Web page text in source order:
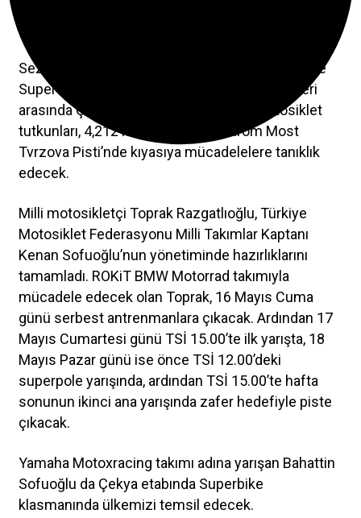
Sezonun beşinci durağı olan Dünya Superbike ve
Supersport Şampiyonaları, 16-18 Mayıs tarihleri
arasında Çekya’da gerçekleştirilecek. Motosiklet
tutkunları, 4,212 kilometrelik Autodrom Most
Tvrzova Pisti’nde kıyasıya mücadelelere tanıklık
edecek.
Milli motosikletçi Toprak Razgatlıoğlu, Türkiye
Motosiklet Federasyonu Milli Takımlar Kaptanı
Kenan Sofuoğlu’nun yönetiminde hazırlıklarını
tamamladı. ROKiT BMW Motorrad takımıyla
mücadele edecek olan Toprak, 16 Mayıs Cuma
günü serbest antrenmanlara çıkacak. Ardından 17
Mayıs Cumartesi günü TSİ 15.00’te ilk yarışta, 18
Mayıs Pazar günü ise önce TSİ 12.00’deki
superpole yarışında, ardından TSİ 15.00’te hafta
sonunun ikinci ana yarışında zafer hedefiyle piste
çıkacak.
Yamaha Motoxracing takımı adına yarışan Bahattin
Sofuoğlu da Çekya etabında Superbike
klasmanında ülkemizi temsil edecek.